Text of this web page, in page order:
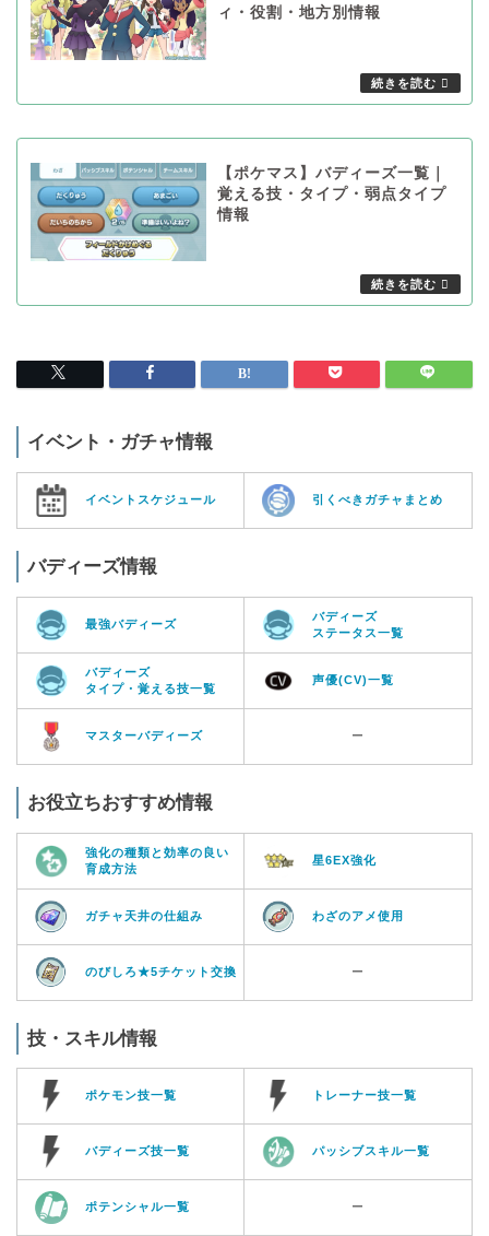
ィ・役割・地方別情報
【ポケマス】バディーズ一覧｜
覚える技・タイプ・弱点タイプ
情報
イベント・ガチャ情報
イベントスケジュール 引くべきガチャまとめ
バディーズ情報
最強バディーズ
バディーズ
ステータス一覧
バディーズ
タイプ・覚える技一覧
声優(CV)一覧
マスターバディーズ ー
お役立ちおすすめ情報
強化の種類と効率の良い
育成方法
星6EX強化
ガチャ天井の仕組み わざのアメ使用
のびしろ★5チケット交換 ー
技・スキル情報
ポケモン技一覧 トレーナー技一覧
バディーズ技一覧 パッシブスキル一覧
ポテンシャル一覧 ー